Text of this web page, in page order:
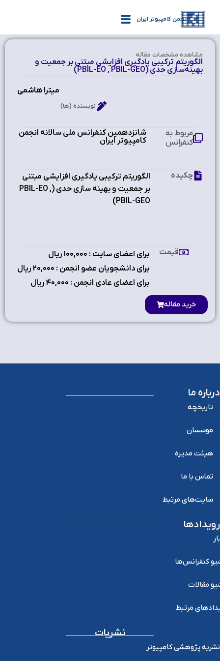
انجمن کامپیوتر ایران
مشاهده‌ مشخصات مقاله
الگوریتم ترکیبی یادگیری افزایشی مبتنی بر جمعیت و
بهینه‌سازی حدی (PBIL-EO , PBIL-GEO)
میترا هاشمی
نویسنده (ها)
شانزدهمین کنفرانس ملی سالانه انجمن
کامپیوتر ایران ‫
مربوط به
کنفرانس
الگوریتم ترکیبی یادگیری افزایشی مبتنی
بر جمعیت و بهینه سازی حدی (PBIL-EO ,
PBIL-GEO)
چکیده
برای اعضای سایت : ۱٠٠,٠٠٠ ریال
برای دانشجویان عضو انجمن : ۲٠,٠٠٠ ریال
برای اعضای عادی انجمن : ۴٠,٠٠٠ ریال
قیمت
خرید مقاله
درباره ما
تاریخچه
موسسان
هیئت مدیره
تماس با ما
سایت‌های مرتبط
رویدادها
کنفرانس‌ها
مقالات
مرتبط
نشریات
نشریه پژوهشی کامپیوتر